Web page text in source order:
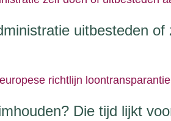
uitbesteden of
Die tijd lijkt